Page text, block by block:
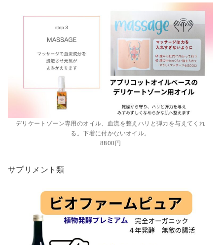
デリケートゾーン専用のオイル、血流を整えハリと弾力を与えてくれ
る。下着に付かないオイル。
8800円
サプリメント類